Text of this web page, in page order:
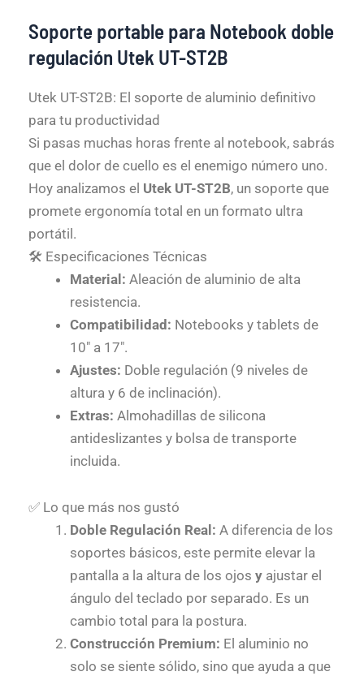
Soporte portable para Notebook doble
regulación Utek UT-ST2B
Utek UT-ST2B: El soporte de aluminio definitivo
para tu productividad
Si pasas muchas horas frente al notebook, sabrás
que el dolor de cuello es el enemigo número uno.
Hoy analizamos el Utek UT-ST2B, un soporte que
promete ergonomía total en un formato ultra
portátil.
🛠️ Especificaciones Técnicas
Material: Aleación de aluminio de alta
resistencia.
Compatibilidad: Notebooks y tablets de
10″ a 17″.
Ajustes: Doble regulación (9 niveles de
altura y 6 de inclinación).
Extras: Almohadillas de silicona
antideslizantes y bolsa de transporte
incluida.
✅ Lo que más nos gustó
Doble Regulación Real: A diferencia de los
soportes básicos, este permite elevar la
pantalla a la altura de los ojos y ajustar el
ángulo del teclado por separado. Es un
cambio total para la postura.
Construcción Premium: El aluminio no
solo se siente sólido, sino que ayuda a que